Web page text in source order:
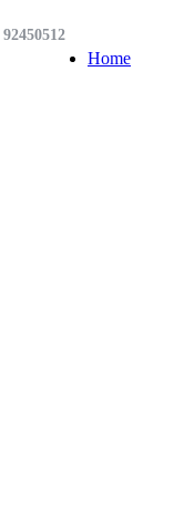
92450512
Close
Home